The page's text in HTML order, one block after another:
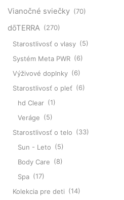
Vianočné sviečky (70)
dōTERRA (270)
Starostlivosť o vlasy (5)
Systém Meta PWR (6)
Výživové doplnky (6)
Starostlivosť o pleť (6)
hd Clear (1)
Veráge (5)
Starostlivosť o telo (33)
Sun - Leto (5)
Body Care (8)
Spa (17)
Kolekcia pre deti (14)